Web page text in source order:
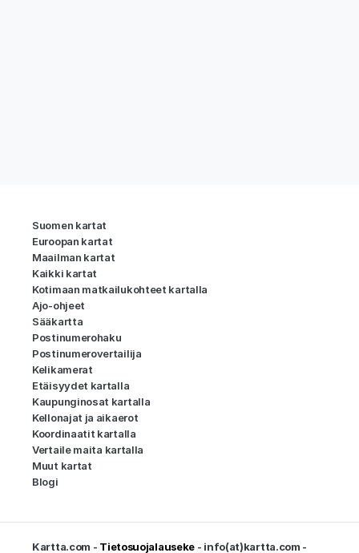
Suomen kartat
Euroopan kartat
Maailman kartat
Kaikki kartat
Kotimaan matkailukohteet kartalla
Ajo-ohjeet
Sääkartta
Postinumerohaku
Postinumerovertailija
Kelikamerat
Etäisyydet kartalla
Kaupunginosat kartalla
Kellonajat ja aikaerot
Koordinaatit kartalla
Vertaile maita kartalla
Muut kartat
Blogi
Kartta.com - Tietosuojalauseke - info(at)kartta.com -